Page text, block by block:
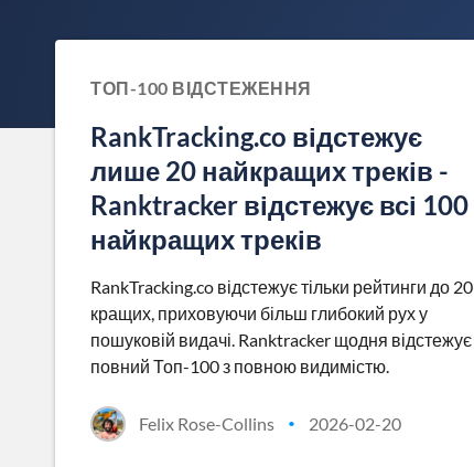
ТОП-100 ВІДСТЕЖЕННЯ
RankTracking.co відстежує
лише 20 найкращих треків -
Ranktracker відстежує всі 100
найкращих треків
RankTracking.co відстежує тільки рейтинги до 20
кращих, приховуючи більш глибокий рух у
пошуковій видачі. Ranktracker щодня відстежує
повний Топ-100 з повною видимістю.
Felix Rose-Collins • 2026-02-20